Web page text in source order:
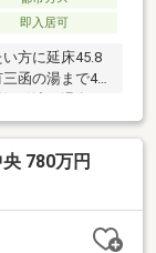
即入居可
方に延床45.8
函の湯まで40
引渡し温泉に
780万円